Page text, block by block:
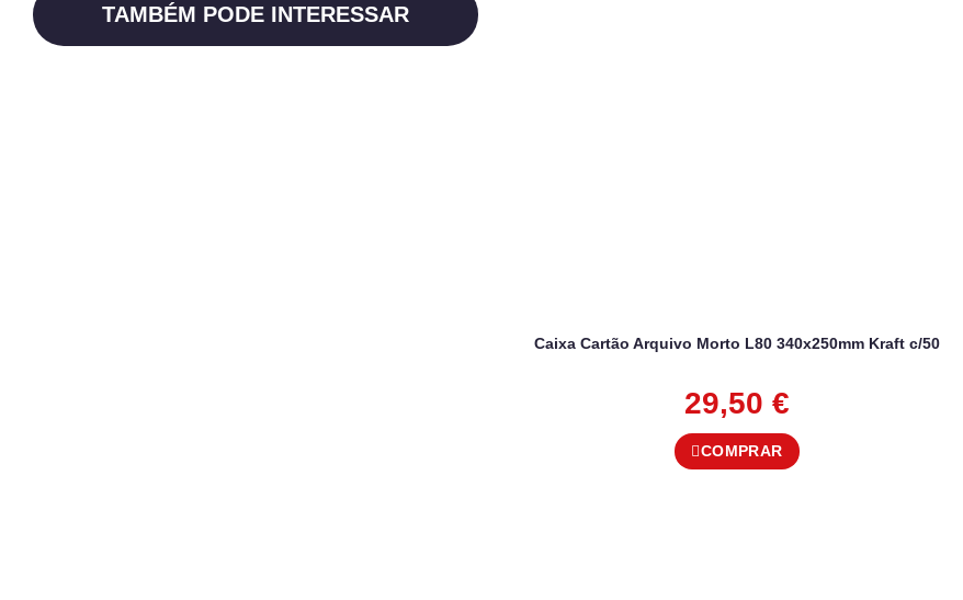
TAMBÉM PODE INTERESSAR
Caixa Cartão Arquivo Morto L80 340x250mm Kraft c/50
29,50 €
COMPRAR